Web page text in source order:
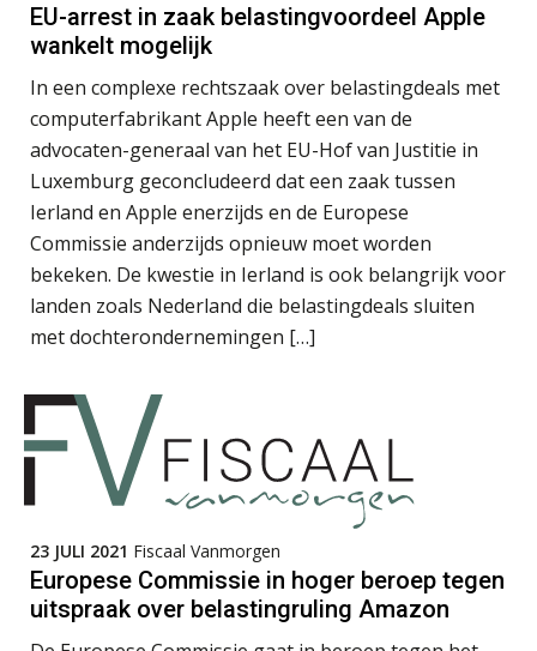
EU-arrest in zaak belastingvoordeel Apple
wankelt mogelijk
In een complexe rechtszaak over belastingdeals met
computerfabrikant Apple heeft een van de
advocaten-generaal van het EU-Hof van Justitie in
Luxemburg geconcludeerd dat een zaak tussen
Ierland en Apple enerzijds en de Europese
Commissie anderzijds opnieuw moet worden
bekeken. De kwestie in Ierland is ook belangrijk voor
landen zoals Nederland die belastingdeals sluiten
met dochterondernemingen […]
23 JULI 2021 Fiscaal Vanmorgen
Europese Commissie in hoger beroep tegen
uitspraak over belastingruling Amazon
Tom Berkhout
Patrick Wille